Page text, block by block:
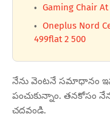
Gaming Chair At
Oneplus Nord
499flat 2 500
నేను వెంటనే సమాధానం
పంచుకున్నాం. తనకోసం
చదవండి.